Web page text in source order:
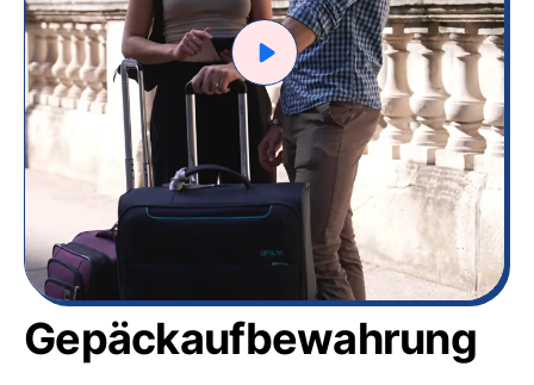
Gepäckaufbewahrung